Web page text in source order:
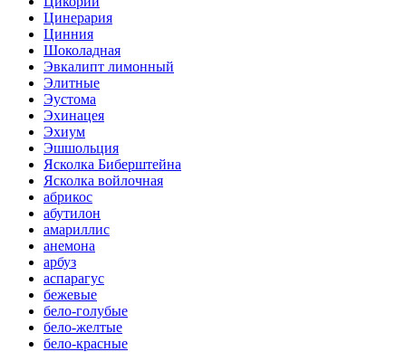
Цинерария
Цинния
Шоколадная
Эвкалипт лимонный
Элитные
Эустома
Эхинацея
Эхиум
Эшшольция
Ясколка Биберштейна
Ясколка войлочная
абрикос
абутилон
амариллис
анемона
арбуз
аспарагус
бежевые
бело-голубые
бело-желтые
бело-красные